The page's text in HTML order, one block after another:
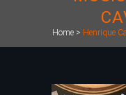
Home> Henrique